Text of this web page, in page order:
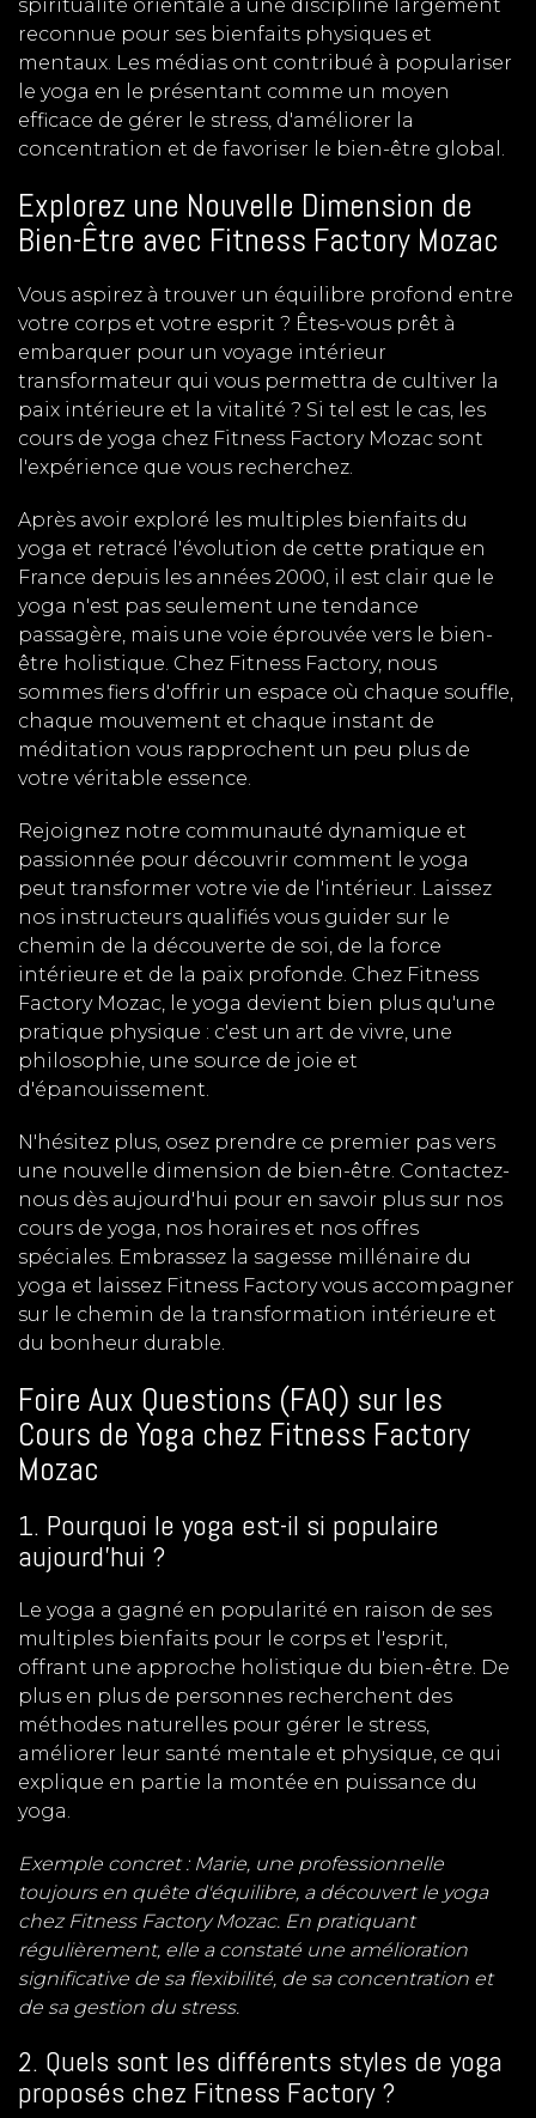
spiritualité orientale à une discipline largement
reconnue pour ses bienfaits physiques et
mentaux. Les médias ont contribué à populariser
le yoga en le présentant comme un moyen
efficace de gérer le stress, d'améliorer la
concentration et de favoriser le bien-être global.
Explorez une Nouvelle Dimension de
Bien-Être avec Fitness Factory Mozac
Vous aspirez à trouver un équilibre profond entre
votre corps et votre esprit ? Êtes-vous prêt à
embarquer pour un voyage intérieur
transformateur qui vous permettra de cultiver la
paix intérieure et la vitalité ? Si tel est le cas, les
cours de yoga chez Fitness Factory Mozac sont
l'expérience que vous recherchez.
Après avoir exploré les multiples bienfaits du
yoga et retracé l'évolution de cette pratique en
France depuis les années 2000, il est clair que le
yoga n'est pas seulement une tendance
passagère, mais une voie éprouvée vers le bien-
être holistique. Chez Fitness Factory, nous
sommes fiers d'offrir un espace où chaque souffle,
chaque mouvement et chaque instant de
méditation vous rapprochent un peu plus de
votre véritable essence.
Rejoignez notre communauté dynamique et
passionnée pour découvrir comment le yoga
peut transformer votre vie de l'intérieur. Laissez
nos instructeurs qualifiés vous guider sur le
chemin de la découverte de soi, de la force
intérieure et de la paix profonde. Chez Fitness
Factory Mozac, le yoga devient bien plus qu'une
pratique physique : c'est un art de vivre, une
philosophie, une source de joie et
d'épanouissement.
N'hésitez plus, osez prendre ce premier pas vers
une nouvelle dimension de bien-être. Contactez-
nous dès aujourd'hui pour en savoir plus sur nos
cours de yoga, nos horaires et nos offres
spéciales. Embrassez la sagesse millénaire du
yoga et laissez Fitness Factory vous accompagner
sur le chemin de la transformation intérieure et
du bonheur durable.
Foire Aux Questions (FAQ) sur les
Cours de Yoga chez Fitness Factory
Mozac
1. Pourquoi le yoga est-il si populaire
aujourd'hui ?
Le yoga a gagné en popularité en raison de ses
multiples bienfaits pour le corps et l'esprit,
offrant une approche holistique du bien-être. De
plus en plus de personnes recherchent des
méthodes naturelles pour gérer le stress,
améliorer leur santé mentale et physique, ce qui
explique en partie la montée en puissance du
yoga.
Exemple concret : Marie, une professionnelle
toujours en quête d'équilibre, a découvert le yoga
chez Fitness Factory Mozac. En pratiquant
régulièrement, elle a constaté une amélioration
significative de sa flexibilité, de sa concentration et
de sa gestion du stress.
2. Quels sont les différents styles de yoga
proposés chez Fitness Factory ?